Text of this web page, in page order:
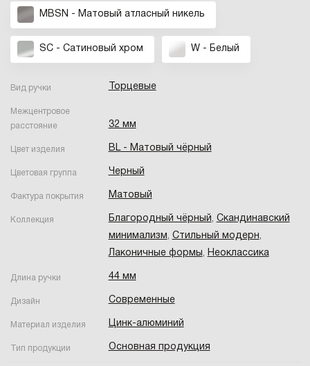
MBSN - Матовый атласный никель
SC - Сатиновый хром W - Белый
Вид ручки Торцевые
Межцентровое
расстояние
32 мм
Цвет изделия BL - Матовый чёрный
Цветовая группа Черный
Фактура покрытия Матовый
Коллекция Благородный чёрный, Скандинавский
минимализм, Стильный модерн,
Лаконичные формы, Неоклассика
Длина ручки 44 мм
Дизайн Современные
Материал изделия Цинк-алюминий
Тип продукции Основная продукция